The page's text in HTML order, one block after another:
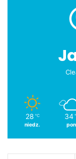
28 ℃
niedz.
34